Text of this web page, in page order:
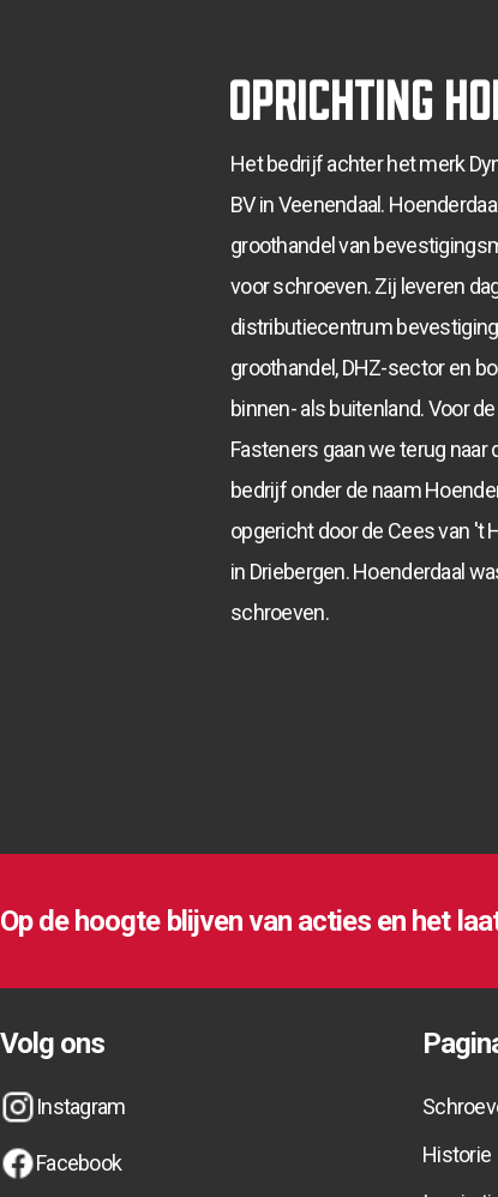
Oprichting
Het bedrijf achter het merk
BV in Veenendaal.
groothandel van
voor schroeven. Zij leveren
distributiecentrum
groothandel, DHZ-sector en
binnen- als buitenland. Voor
Fasteners gaan we terug naar
bedrijf onder de naam
opgericht door de Cees van 't
in Driebergen. Hoenderdaal
schroeven.
Op de hoogte blijven van acties en het
Volg ons
Instagram
Instagram
Instagram
Facebook
Historie